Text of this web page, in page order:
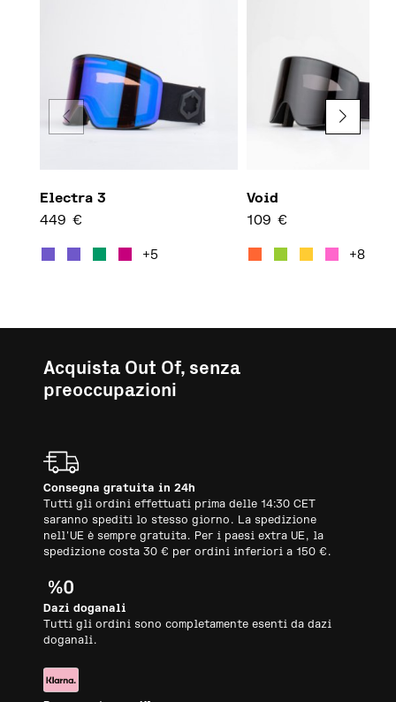
Electra 3
449 €
+5
Void
109 €
+8
Acquista Out Of, senza
preoccupazioni
Consegna gratuita in 24h
Tutti gli ordini effettuati prima delle 14:30 CET
saranno spediti lo stesso giorno. La spedizione
nell'UE è sempre gratuita. Per i paesi extra UE, la
spedizione costa 30 € per ordini inferiori a 150 €.
Dazi doganali
Tutti gli ordini sono completamente esenti da dazi
doganali.